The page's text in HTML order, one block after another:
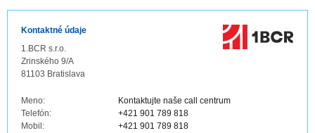
Kontaktné údaje
1.BCR s.r.o.
Zrinského 9/A
81103 Bratislava
Meno:
Kontaktujte naše call centrum
Telefón:
+421 901 789 818
Mobil:
+421 901 789 818